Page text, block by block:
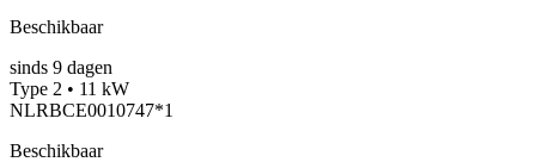
Beschikbaar
sinds 9 dagen
Type 2 • 11 kW
NLRBCE0010747*1
Beschikbaar